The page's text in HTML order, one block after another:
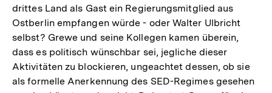
drittes Land als Gast ein Regierungsmitglied aus
Ostberlin empfangen würde - oder Walter Ulbricht
selbst? Grewe und seine Kollegen kamen überein,
dass es politisch wünschbar sei, jegliche dieser
Aktivitäten zu blockieren, ungeachtet dessen, ob sie
als formelle Anerkennung des SED-Regimes gesehen